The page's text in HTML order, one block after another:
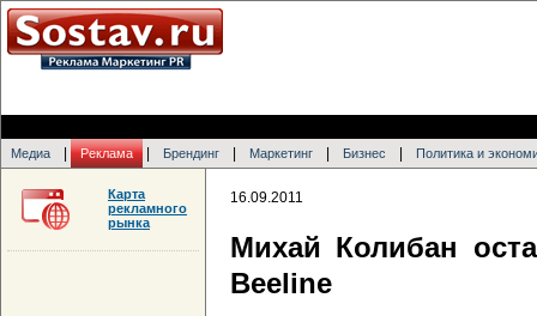
Медиа Реклама Брендинг Маркетинг Бизнес Политика и
16.09.2011
Михай Колибан
Beeline
Карта
рекламного
рынка